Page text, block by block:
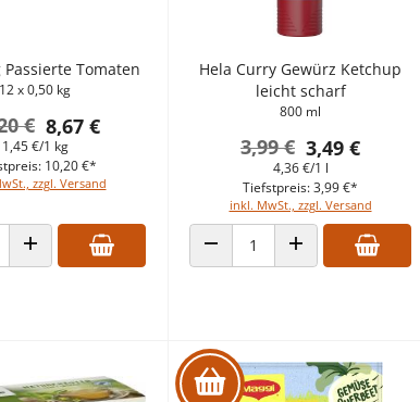
Passierte Tomaten
12 x 0,50 kg
8,67 €
€
1,45 €/1 kg
zzgl. Versand
10,20 €*
ANZAHL ERHÖHEN
Hela Curry Gewürz Ketchup
leicht scharf
800 ml
3,49 €
3,99 €
4,36 €/1 l
inkl. MwSt., zzgl. Versand
Tiefstpreis: 3,99 €*
ANZAHL VERRINGERNANZAHL ERHÖHEN